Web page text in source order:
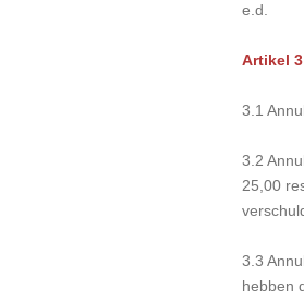
e.d.
Artikel
3.1
3.2
25,00
3.3
hebben